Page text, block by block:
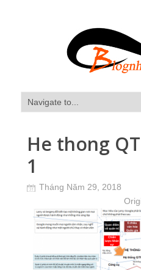
He thong
1
Tháng Năm 29, 2018